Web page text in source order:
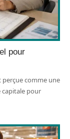
pour
perçue comme une
capitale pour